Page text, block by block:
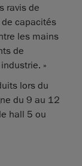
ravis de
capacités
les mains
de
»
lors du
du 9 au 12
hall 5 ou